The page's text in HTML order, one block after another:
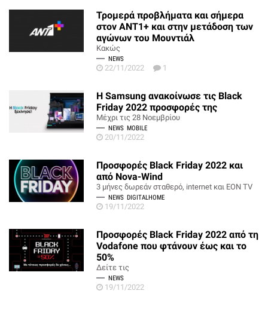
Τρομερά προβλήματα και σήμερα
στον ANT1+ και στην μετάδοση των
αγώνων του Μουντιάλ
Κακώς
NEWS
22/11/2022 1
H Samsung ανακοίνωσε τις Black
Friday 2022 προσφορές της
Μέχρι τις 28 Νοεμβρίου
NEWS MOBILE
20/11/2022
Προσφορές Black Friday 2022 και
από Nova-Wind
3 μήνες δωρεάν σταθερό, internet και EON TV
NEWS DIGITALHOME
19/11/2022
Προσφορές Black Friday 2022 από τη
Vodafone που φτάνουν έως και το
50%
Δείτε τις
NEWS
19/11/2022